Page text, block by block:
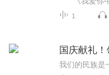
1
国庆献礼